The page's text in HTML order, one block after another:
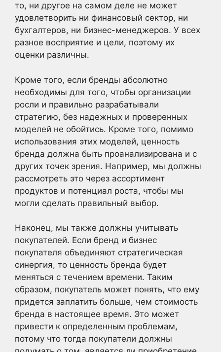
то, ни другое на самом деле не может
удовлетворить ни финансовый сектор, ни
бухгалтеров, ни бизнес-менеджеров. У всех
разное восприятие и цели, поэтому их
оценки различны.
Кроме того, если бренды абсолютно
необходимы для того, чтобы организации
росли и правильно разрабатывали
стратегию, без надежных и проверенных
моделей не обойтись. Кроме того, помимо
использования этих моделей, ценность
бренда должна быть проанализирована и с
других точек зрения. Например, мы должны
рассмотреть это через ассортимент
продуктов и потенциал роста, чтобы мы
могли сделать правильный выбор.
Наконец, мы также должны учитывать
покупателей. Если бренд и бизнес
покупателя объединяют стратегическая
синергия, то ценность бренда будет
меняться с течением времени. Таким
образом, покупатель может понять, что ему
придется заплатить больше, чем стоимость
бренда в настоящее время. Это может
привести к определенным проблемам,
потому что тогда покупатели должны